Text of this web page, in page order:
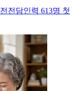
전담인력 613명 첫